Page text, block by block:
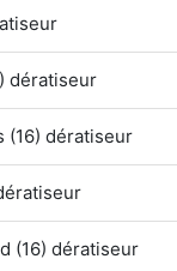
dératiseur
(16) dératiseur
(16) dératiseur